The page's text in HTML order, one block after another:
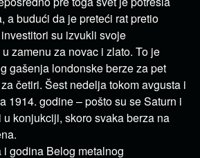
a budući da je preteći rat pretio
su izvukli svoje
zamenu za novac i zlato. To je
gašenja londonske berze za pet
četiri. Šest nedelja tokom avgusta i
1914. godine – pošto su se Saturn i
konjukciji, skoro svaka berza na
godina Belog metalnog